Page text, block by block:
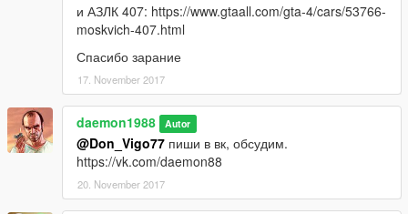
и АЗЛК 407: https://www.gtaall.com/gta-4/cars/53766-
moskvich-407.html
Спасибо зарание
17. November 2017
daemon1988 Autor
@Don_Vigo77 пиши в вк, обсудим.
https://vk.com/daemon88
20. November 2017